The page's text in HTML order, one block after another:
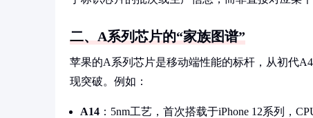
二、A系列芯片的“家族图谱”
苹果的A系列芯片是移动端性能的标杆，从初代
现突破。例如：
A14 ：5nm工艺，首次搭载于iPhone 12系列，